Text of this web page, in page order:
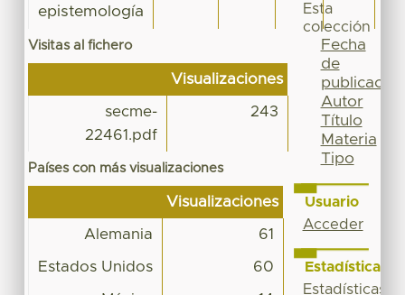
epistemología
Visitas al fichero
Visualizaciones
secme-
22461.pdf
243
Países con más visualizaciones
Visualizaciones
Alemania 61
Estados Unidos 60
Esta
colección
Fecha
de
publicación
Autor
Título
Materia
Tipo
Usuario
Acceder
Estadísticas
Estadísticas